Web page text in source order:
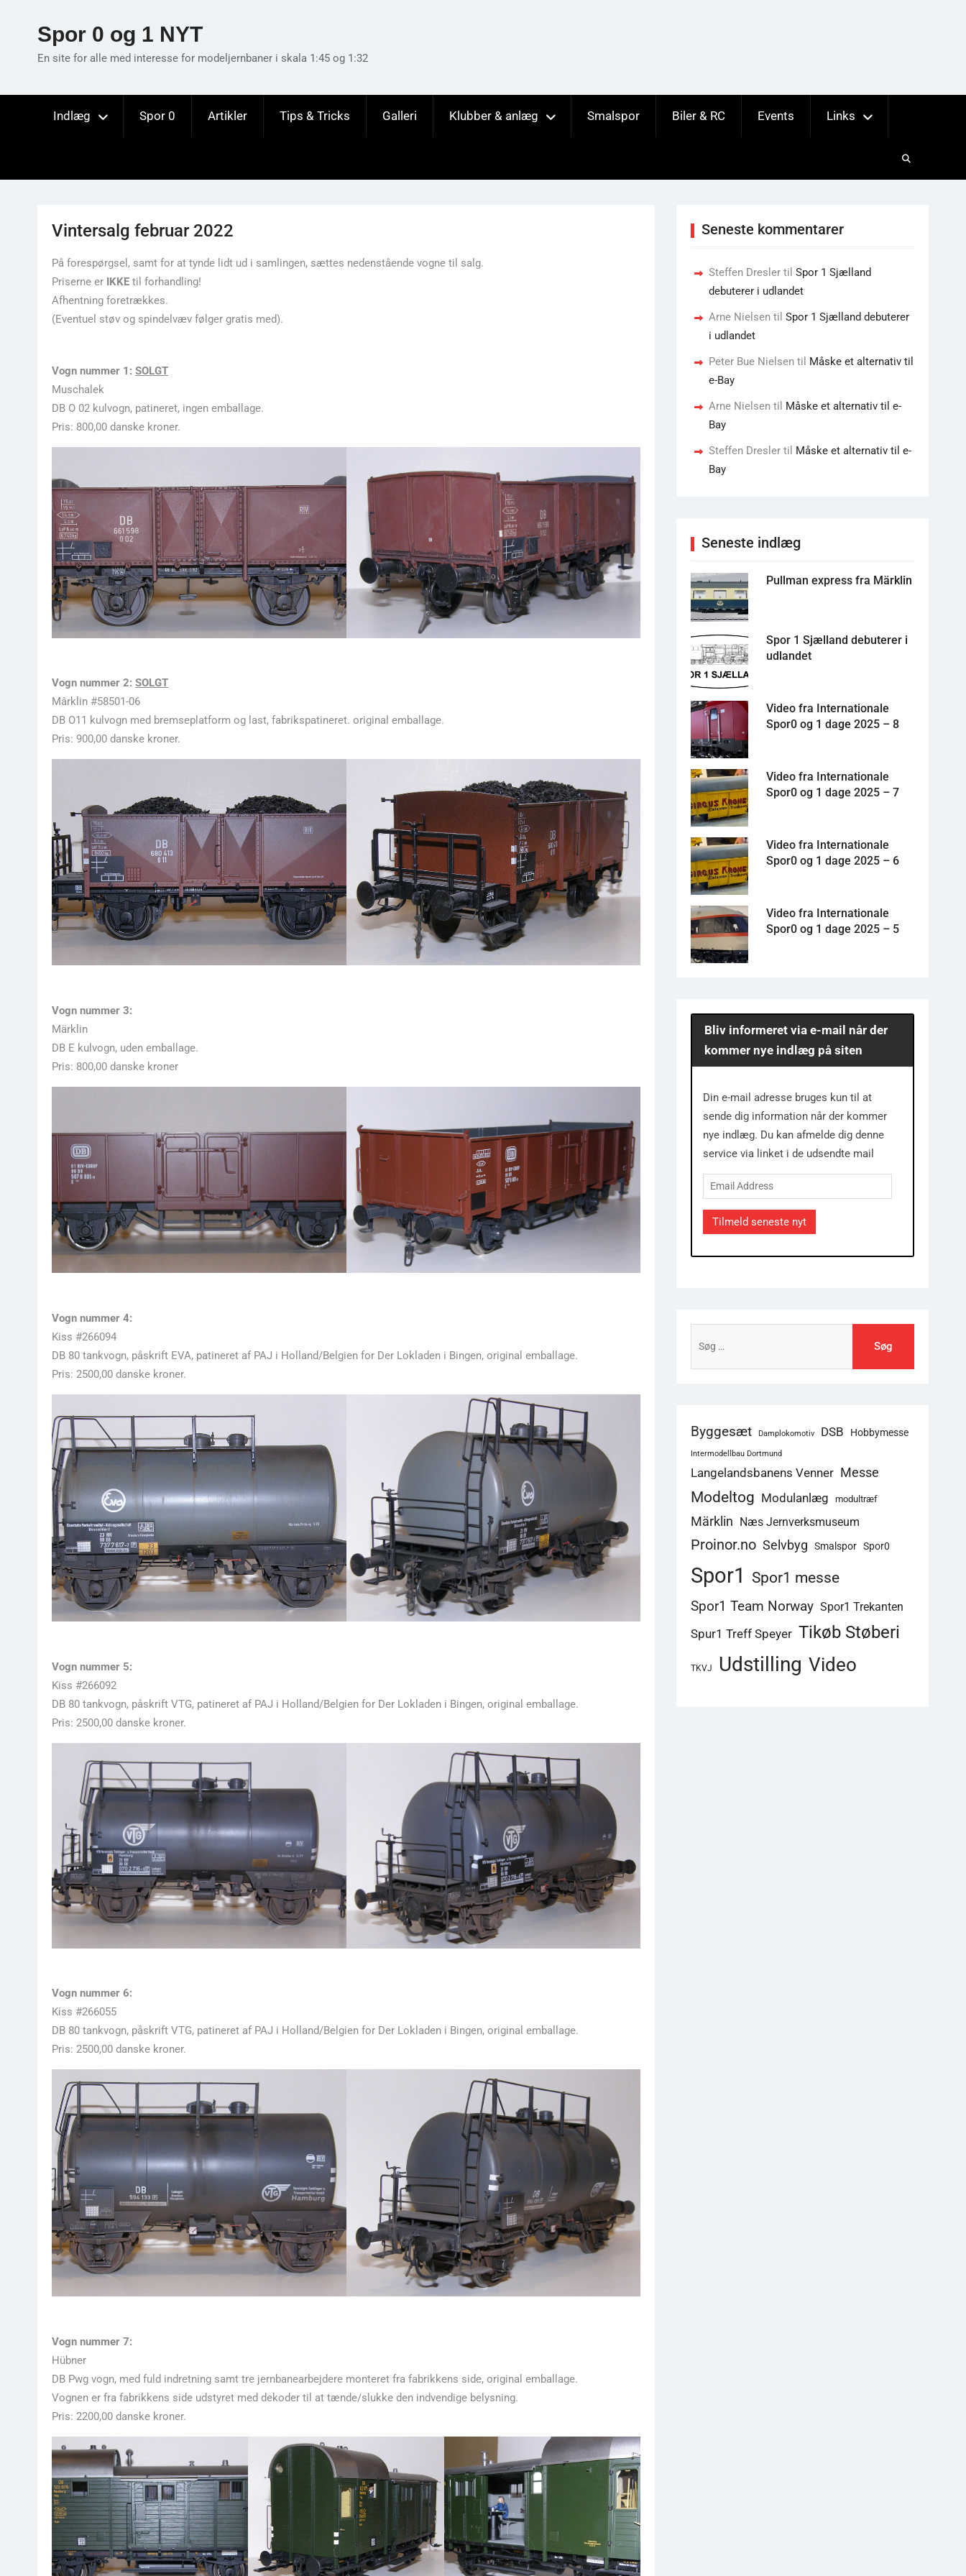
Spor 0 og 1 NYT
En site for alle med interesse for modeljernbaner i skala 1:45 og 1:32
Indlæg Spor 0 Artikler Tips & Tricks Galleri Klubber & anlæg Smalspor Biler & RC Events Links
Vintersalg februar 2022
På forespørgsel, samt for at tynde lidt ud i samlingen, sættes nedenstående vogne til salg.
Priserne er IKKE til forhandling!
Afhentning foretrækkes.
(Eventuel støv og spindelvæv følger gratis med).
Vogn nummer 1: SOLGT
Muschalek
DB O 02 kulvogn, patineret, ingen emballage.
Pris: 800,00 danske kroner.
Vogn nummer 2: SOLGT
Mârklin #58501-06
DB O11 kulvogn med bremseplatform og last, fabrikspatineret. original emballage.
Pris: 900,00 danske kroner.
Vogn nummer 3:
Märklin
DB E kulvogn, uden emballage.
Pris: 800,00 danske kroner
Vogn nummer 4:
Kiss #266094
DB 80 tankvogn, påskrift EVA, patineret af PAJ i Holland/Belgien for Der Lokladen i Bingen, original emballage.
Pris: 2500,00 danske kroner.
Vogn nummer 5:
Kiss #266092
DB 80 tankvogn, påskrift VTG, patineret af PAJ i Holland/Belgien for Der Lokladen i Bingen, original emballage.
Pris: 2500,00 danske kroner.
Vogn nummer 6:
Kiss #266055
DB 80 tankvogn, påskrift VTG, patineret af PAJ i Holland/Belgien for Der Lokladen i Bingen, original emballage.
Pris: 2500,00 danske kroner.
Vogn nummer 7:
Hübner
DB Pwg vogn, med fuld indretning samt tre jernbanearbejdere monteret fra fabrikkens side, original emballage.
Vognen er fra fabrikkens side udstyret med dekoder til at tænde/slukke den indvendige belysning.
Pris: 2200,00 danske kroner.
Seneste kommentarer
Steffen Dresler til Spor 1 Sjælland
debuterer i udlandet
Arne Nielsen til Spor 1 Sjælland debuterer
i udlandet
Peter Bue Nielsen til Måske et alternativ til
e-Bay
Arne Nielsen til Måske et alternativ til e-
Bay
Steffen Dresler til Måske et alternativ til e-
Bay
Seneste indlæg
Pullman express fra Märklin
Spor 1 Sjælland debuterer i
udlandet
Video fra Internationale
Spor0 og 1 dage 2025 – 8
Video fra Internationale
Spor0 og 1 dage 2025 – 7
Video fra Internationale
Spor0 og 1 dage 2025 – 6
Video fra Internationale
Spor0 og 1 dage 2025 – 5
Bliv informeret via e-mail når der
kommer nye indlæg på siten
Din e-mail adresse bruges kun til at
sende dig information når der kommer
nye indlæg. Du kan afmelde dig denne
service via linket i de udsendte mail
Email
Address
Tilmeld seneste nyt
efter:
Byggesæt Damplokomotiv DSB Hobbymesse
Intermodellbau Dortmund
Langelandsbanens Venner Messe
Modeltog Modulanlæg modultræf
Märklin Næs Jernverksmuseum
Proinor.no Selvbyg Smalspor Spor0
Spor1 Spor1 messe
Spor1 Team Norway Spor1 Trekanten
Spur1 Treff Speyer Tikøb Støberi
TKVJ Udstilling Video